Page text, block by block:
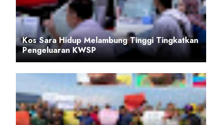
Kos Sara Hidup Melambung Tinggi Tingkatkan
Pengeluaran KWSP